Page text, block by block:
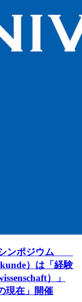
ンポジウム
）は「経験
）」
現在」開催